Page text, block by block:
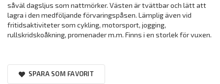
såväl dagsljus som nattmörker. Västen är tvättbar och lätt att
lagra i den medföljande förvaringspåsen. Lämplig även vid
fritidsaktiviteter som cykling, motorsport, jogging,
rullskridskoåkning, promenader m.m. Finns i en storlek för vuxen.
SPARA SOM FAVORIT